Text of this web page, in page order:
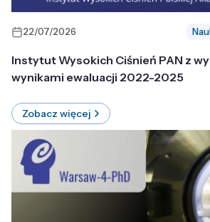
22/07/2026
Instytut Wysokich Ciśnień PAN z
wynikami ewaluacji 2022-2025
Zobacz więcej